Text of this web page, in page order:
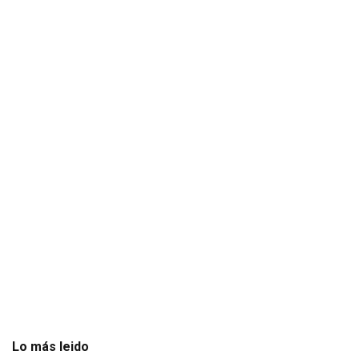
Lo más leido